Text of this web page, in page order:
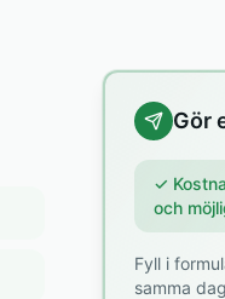
Gör
✓
och
Fyll i
samma